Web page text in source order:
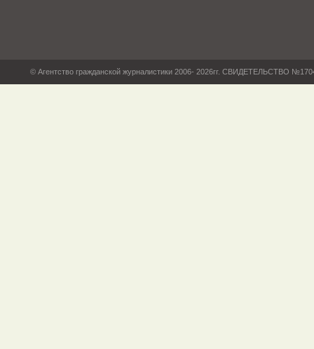
© Агентство гражданской журналистики 2006- 2026гг. СВИДЕТЕЛЬСТВО